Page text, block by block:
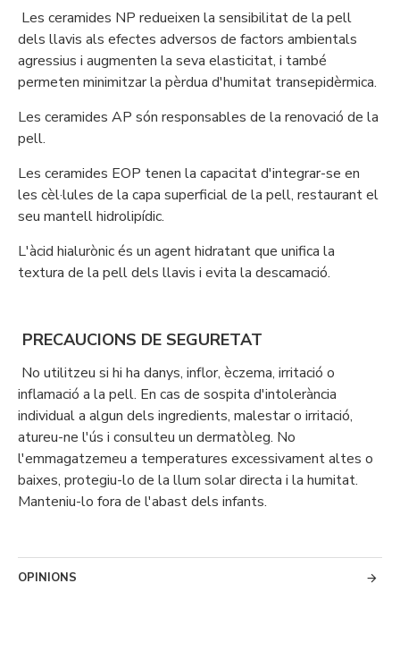
Les ceramides NP redueixen la sensibilitat de la pell
dels llavis als efectes adversos de factors ambientals
agressius i augmenten la seva elasticitat, i també
permeten minimitzar la pèrdua d'humitat transepidèrmica.
Les ceramides AP són responsables de la renovació de la
pell.
Les ceramides EOP tenen la capacitat d'integrar-se en
les cèl·lules de la capa superficial de la pell, restaurant el
seu mantell hidrolipídic.
L'àcid hialurònic és un agent hidratant que unifica la
textura de la pell dels llavis i evita la descamació.
PRECAUCIONS DE SEGURETAT
No utilitzeu si hi ha danys, inflor, èczema, irritació o
inflamació a la pell. En cas de sospita d'intolerància
individual a algun dels ingredients, malestar o irritació,
atureu-ne l'ús i consulteu un dermatòleg. No
l'emmagatzemeu a temperatures excessivament altes o
baixes, protegiu-lo de la llum solar directa i la humitat.
Manteniu-lo fora de l'abast dels infants.
OPINIONS